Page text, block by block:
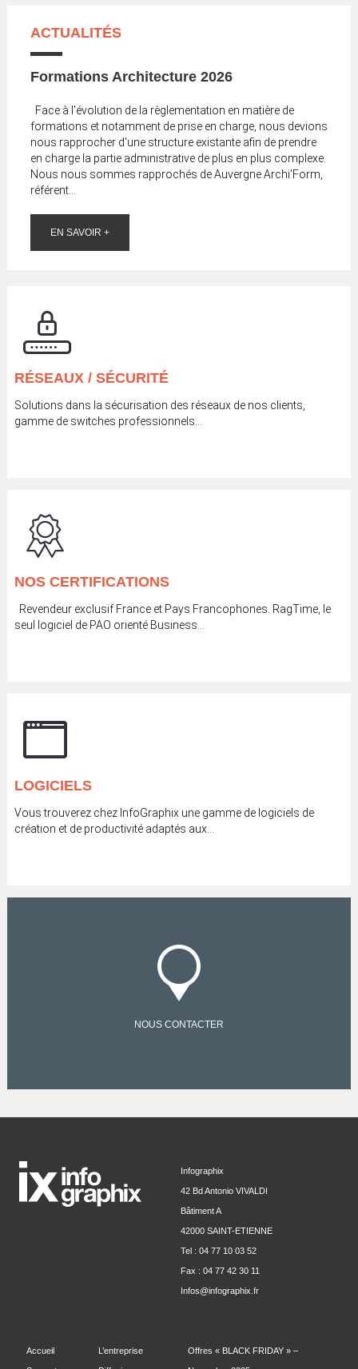
ACTUALITÉS
Formations Architecture 2026
Face à l'évolution de la règlementation en matière de
formations et notamment de prise en charge, nous devions
nous rapprocher d'une structure existante afin de prendre
en charge la partie administrative de plus en plus complexe.
Nous nous sommes rapprochés de Auvergne Archi'Form,
référent...
EN SAVOIR +
RÉSEAUX / SÉCURITÉ
Solutions dans la sécurisation des réseaux de nos clients,
gamme de switches professionnels…
NOS CERTIFICATIONS
Revendeur exclusif France et Pays Francophones. RagTime, le
seul logiciel de PAO orienté Business...
LOGICIELS
Vous trouverez chez InfoGraphix une gamme de logiciels de
création et de productivité adaptés aux...
NOUS CONTACTER
Infographix
42 Bd Antonio VIVALDI
Bâtiment A
42000 SAINT-ETIENNE
Tel : 04 77 10 03 52
Fax : 04 77 42 30 11
Infos@infographix.fr
Accueil L’entreprise Offres « BLACK FRIDAY » –